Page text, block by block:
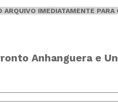
ARQUIVO IMEDIATAMENTE
Anhanguera e